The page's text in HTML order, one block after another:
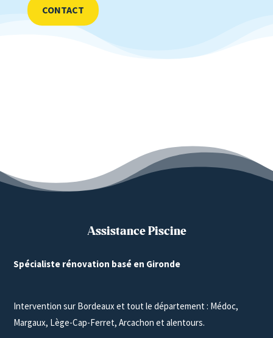
CONTACT
Assistance Piscine
Spécialiste rénovation basé en Gironde
Intervention sur Bordeaux et tout le département : Médoc,
Margaux, Lège-Cap-Ferret, Arcachon et alentours.